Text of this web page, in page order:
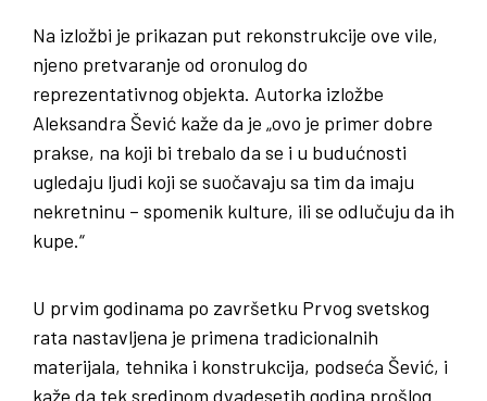
Na izložbi je prikazan put rekonstrukcije ove vile,
njeno pretvaranje od oronulog do
reprezentativnog objekta. Autorka izložbe
Aleksandra Šević kaže da je „ovo je primer dobre
prakse, na koji bi trebalo da se i u budućnosti
ugledaju ljudi koji se suočavaju sa tim da imaju
nekretninu – spomenik kulture, ili se odlučuju da ih
kupe.“
U prvim godinama po završetku Prvog svetskog
rata nastavljena je primena tradicionalnih
materijala, tehnika i konstrukcija, podseća Šević, i
kaže da tek sredinom dvadesetih godina prošlog